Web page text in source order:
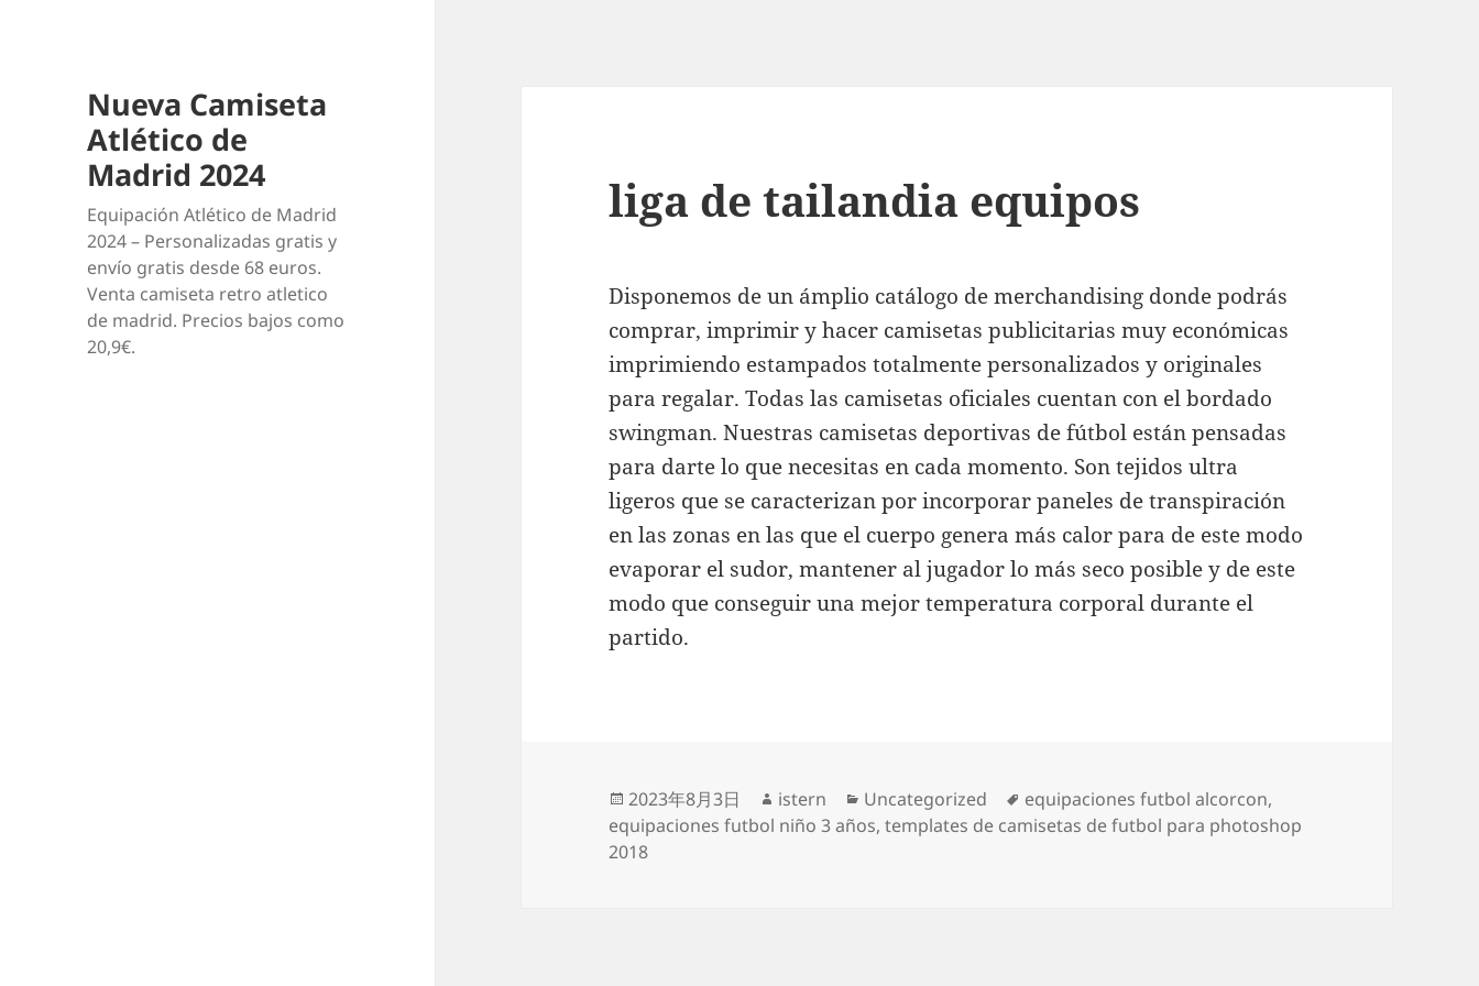
Nueva Camiseta
Atlético de
Madrid 2024
Equipación Atlético de Madrid
2024 – Personalizadas gratis y
envío gratis desde 68 euros.
Venta camiseta retro atletico
de madrid. Precios bajos como
20,9€.
liga de tailandia equipos
Disponemos de un ámplio catálogo de merchandising donde podrás
comprar, imprimir y hacer camisetas publicitarias muy económicas
imprimiendo estampados totalmente personalizados y originales
para regalar. Todas las camisetas oficiales cuentan con el bordado
swingman. Nuestras camisetas deportivas de fútbol están pensadas
para darte lo que necesitas en cada momento. Son tejidos ultra
ligeros que se caracterizan por incorporar paneles de transpiración
en las zonas en las que el cuerpo genera más calor para de este modo
evaporar el sudor, mantener al jugador lo más seco posible y de este
modo que conseguir una mejor temperatura corporal durante el
partido.
Publicado
el
2023年8月3日 Autor
istern Categorías
Uncategorized Etiquetas
equipaciones futbol alcorcon,
equipaciones futbol niño 3 años,templates de camisetas de futbol para photoshop
2018